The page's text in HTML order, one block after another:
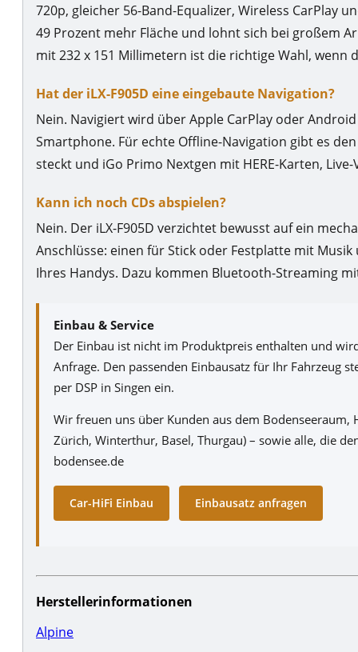
720p, gleicher 56-Band-Equalizer, Wireless CarPlay
49 Prozent mehr Fläche und lohnt sich bei großem
mit 232 x 151 Millimetern ist die richtige Wahl,
Hat der iLX-F905D eine eingebaute Navigation?
Nein. Navigiert wird über Apple CarPlay oder
Smartphone. Für echte Offline-Navigation gibt es
steckt und iGo Primo Nextgen mit HERE-Karten,
Kann ich noch CDs abspielen?
Nein. Der iLX-F905D verzichtet bewusst auf ein
Anschlüsse: einen für Stick oder Festplatte mit Musik
Ihres Handys. Dazu kommen Bluetooth-Streaming
Einbau & Service
Der Einbau ist nicht im Produktpreis enthalten und
Anfrage. Den passenden Einbausatz für Ihr Fahrzeug
per DSP in Singen ein.
Wir freuen uns über Kunden aus dem Bodenseeraum,
Zürich, Winterthur, Basel, Thurgau) – sowie alle, die
bodensee.de
Car-HiFi Einbau Einbausatz anfragen
Herstellerinformationen
Alpine